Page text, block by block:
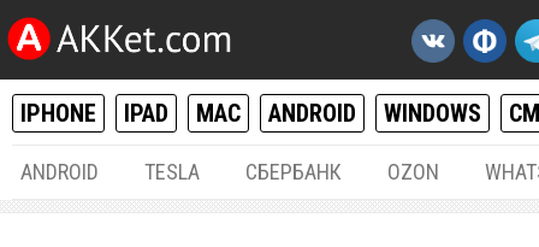
IPHONE IPAD MAC ANDROID WINDOWS
ANDROID TESLA СБЕРБАНК OZON